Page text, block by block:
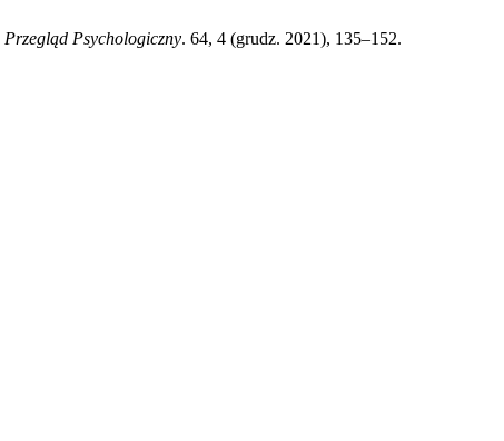
Przegląd Psychologiczny. 64, 4 (grudz. 2021), 135–152.